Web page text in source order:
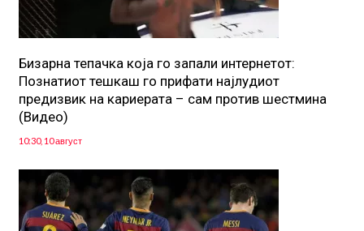
Бизарна тепачка која го запали интернетот:
Познатиот тешкаш го прифати најлудиот
предизвик на кариерата – сам против шестмина
(Видео)
10:30, 10 август